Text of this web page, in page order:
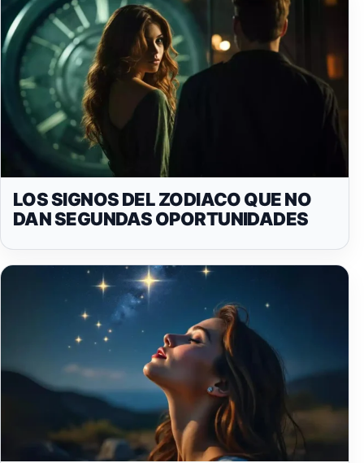
LOS SIGNOS DEL ZODIACO QUE NO
DAN SEGUNDAS OPORTUNIDADES